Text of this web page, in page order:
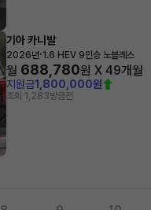
기아 카니발
2026년·1.6 HEV 9인승 노블레스
월 688,780원 X 49개월
지원금1,800,000원
조회 1,283방금전